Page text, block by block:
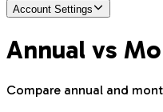
Account Settings
Annual vs
Compare annual and